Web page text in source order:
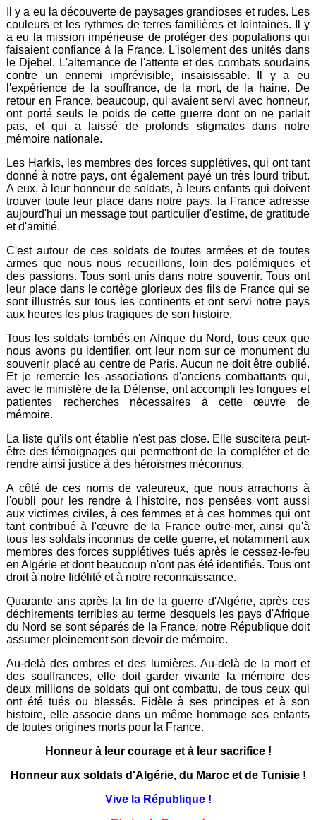
Il y a eu la découverte de paysages grandioses et rudes. Les
couleurs et les rythmes de terres familières et lointaines. Il y
a eu la mission impérieuse de protéger des populations qui
faisaient confiance à la France. L'isolement des unités dans
le Djebel. L'alternance de l'attente et des combats soudains
contre un ennemi imprévisible, insaisissable. Il y a eu
l'expérience de la souffrance, de la mort, de la haine. De
retour en France, beaucoup, qui avaient servi avec honneur,
ont porté seuls le poids de cette guerre dont on ne parlait
pas, et qui a laissé de profonds stigmates dans notre
mémoire nationale.
Les Harkis, les membres des forces supplétives, qui ont tant
donné à notre pays, ont également payé un très lourd tribut.
A eux, à leur honneur de soldats, à leurs enfants qui doivent
trouver toute leur place dans notre pays, la France adresse
aujourd'hui un message tout particulier d'estime, de gratitude
et d'amitié.
C'est autour de ces soldats de toutes armées et de toutes
armes que nous nous recueillons, loin des polémiques et
des passions. Tous sont unis dans notre souvenir. Tous ont
leur place dans le cortège glorieux des fils de France qui se
sont illustrés sur tous les continents et ont servi notre pays
aux heures les plus tragiques de son histoire.
Tous les soldats tombés en Afrique du Nord, tous ceux que
nous avons pu identifier, ont leur nom sur ce monument du
souvenir placé au centre de Paris. Aucun ne doit être oublié.
Et je remercie les associations d'anciens combattants qui,
avec le ministère de la Défense, ont accompli les longues et
patientes recherches nécessaires à cette œuvre de
mémoire.
La liste qu'ils ont établie n'est pas close. Elle suscitera peut-
être des témoignages qui permettront de la compléter et de
rendre ainsi justice à des héroïsmes méconnus.
A côté de ces noms de valeureux, que nous arrachons à
l'oubli pour les rendre à l'histoire, nos pensées vont aussi
aux victimes civiles, à ces femmes et à ces hommes qui ont
tant contribué à l'œuvre de la France outre-mer, ainsi qu'à
tous les soldats inconnus de cette guerre, et notamment aux
membres des forces supplétives tués après le cessez-le-feu
en Algérie et dont beaucoup n'ont pas été identifiés. Tous ont
droit à notre fidélité et à notre reconnaissance.
Quarante ans après la fin de la guerre d'Algérie, après ces
déchirements terribles au terme desquels les pays d'Afrique
du Nord se sont séparés de la France, notre République doit
assumer pleinement son devoir de mémoire.
Au-delà des ombres et des lumières. Au-delà de la mort et
des souffrances, elle doit garder vivante la mémoire des
deux millions de soldats qui ont combattu, de tous ceux qui
ont été tués ou blessés. Fidèle à ses principes et à son
histoire, elle associe dans un même hommage ses enfants
de toutes origines morts pour la France.
Honneur à leur courage et à leur sacrifice !
Honneur aux soldats d'Algérie, du Maroc et de Tunisie !
Vive la République !